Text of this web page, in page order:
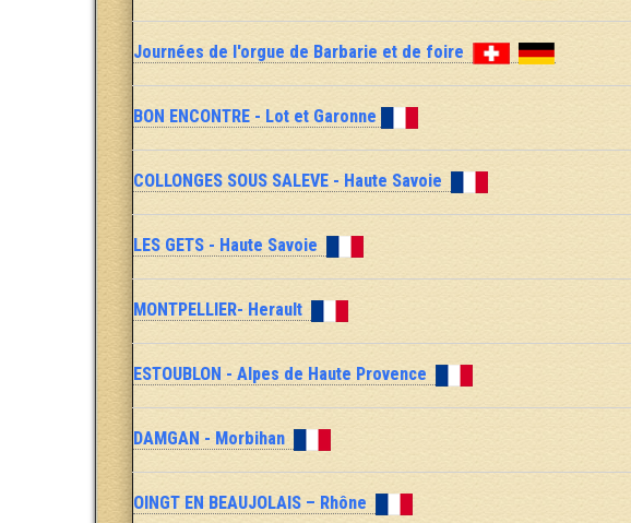
Journées de l'orgue de Barbarie et de foire
BON ENCONTRE - Lot et Garonne
COLLONGES SOUS SALEVE - Haute Savoie
LES GETS - Haute Savoie
MONTPELLIER- Herault
ESTOUBLON - Alpes de Haute Provence
DAMGAN - Morbihan
OINGT EN BEAUJOLAIS – Rhône